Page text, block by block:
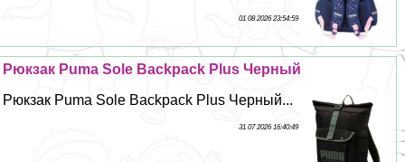
01 08 2026 23:54:59
Рюкзак Puma Sole Backpack Plus Черный
Рюкзак Puma Sole Backpack Plus Черный...
31 07 2026 16:40:49